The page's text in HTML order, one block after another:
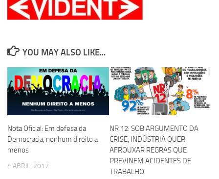
YOU MAY ALSO LIKE...
Nota Oficial: Em defesa da
Democracia, nenhum direito a
menos
4 ABRIL, 2017
NR 12: SOB ARGUMENTO DA
CRISE, INDÚSTRIA QUER
AFROUXAR REGRAS QUE
PREVINEM ACIDENTES DE
TRABALHO